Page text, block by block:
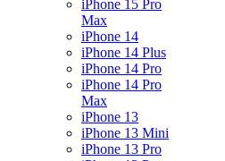
iPhone 15 Pro
Max
iPhone 14
iPhone 14 Plus
iPhone 14 Pro
iPhone 14 Pro
Max
iPhone 13
iPhone 13 Mini
iPhone 13 Pro